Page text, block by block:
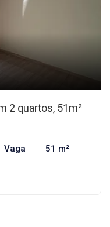
2 quartos, 51m²
Vaga 51 m²